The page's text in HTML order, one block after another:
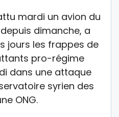
mardi un avion du
dimanche, a
jours les frappes de
pro-régime
dans une attaque
syrien des
ONG.